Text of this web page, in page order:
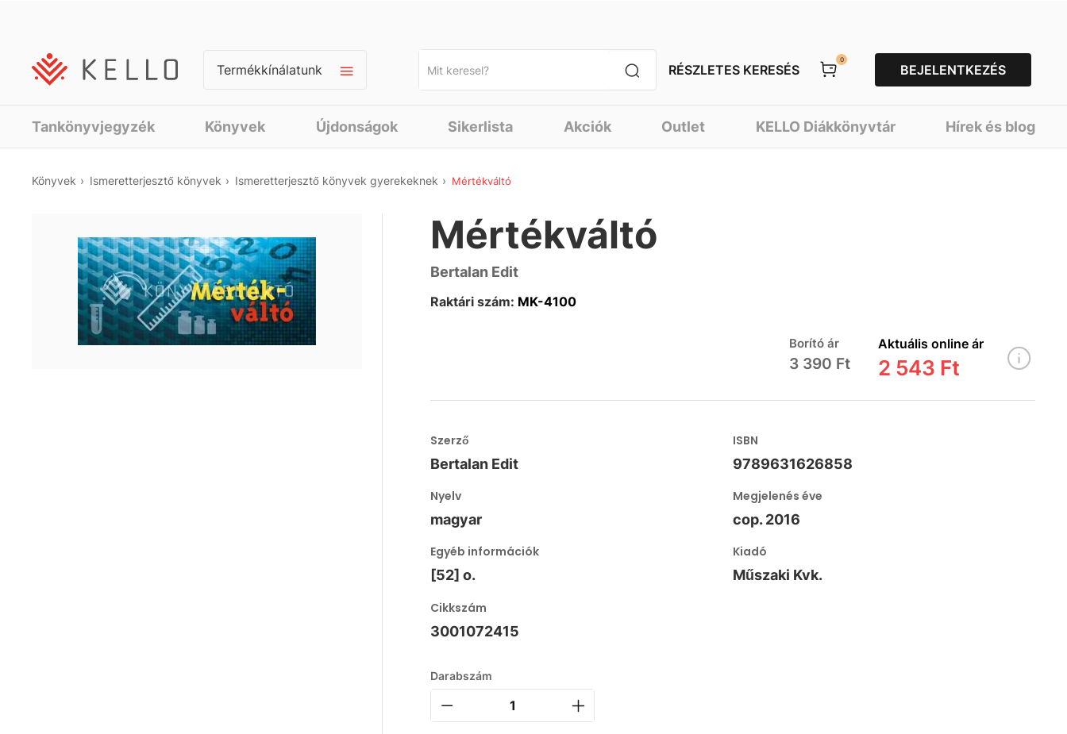
Termékkínálatunk RÉSZLETES KERESÉS
0
BEJELENTKEZÉS
Tankönyvjegyzék Könyvek Újdonságok Sikerlista Akciók Outlet KELLO Diákkönyvtár Hírek és blog
Könyvek Ismeretterjesztő könyvek Ismeretterjesztő könyvek gyerekeknek Mértékváltó
Mértékváltó
Bertalan Edit
Raktári szám: MK-4100
Borító ár
3 390 Ft
Aktuális online ár
2 543 Ft
Szerző
Bertalan Edit
ISBN
9789631626858
Nyelv
magyar
Megjelenés éve
cop. 2016
Egyéb információk
[52] o.
Kiadó
Műszaki Kvk.
Cikkszám
3001072415
Darabszám